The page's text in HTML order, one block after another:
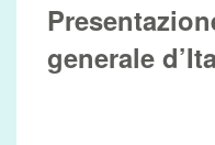
generale